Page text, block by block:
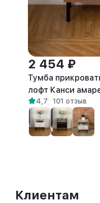
2 454 ₽
Тумба
лофт Канси
4,7 101 отзыв
Клиентам